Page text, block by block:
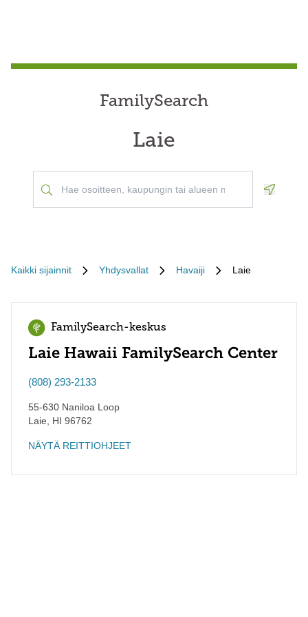
FamilySearch
Laie
Kaikki sijainnit Yhdysvallat Havaiji Laie
FamilySearch-keskus
Laie Hawaii FamilySearch Center
(808) 293-2133
55-630 Naniloa Loop
Laie
HI 96762
NÄYTÄ REITTIOHJEET